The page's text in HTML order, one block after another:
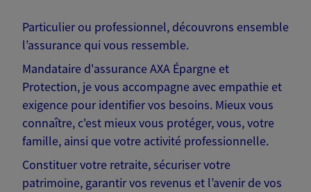
Particulier ou professionnel, découvrons ensemble
l’assurance qui vous ressemble.
Mandataire d'assurance AXA Épargne et
Protection, je vous accompagne avec empathie et
exigence pour identifier vos besoins. Mieux vous
connaître, c'est mieux vous protéger, vous, votre
famille, ainsi que votre activité professionnelle.
Constituer votre retraite, sécuriser votre
patrimoine, garantir vos revenus et l’avenir de vos